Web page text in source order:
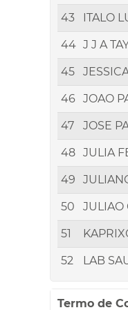
43 ITALO
44 J J A
45
46 JOAO
47 JOSE
48 JULIA
49
50 JULIAO
51
52 LAB
Termo de